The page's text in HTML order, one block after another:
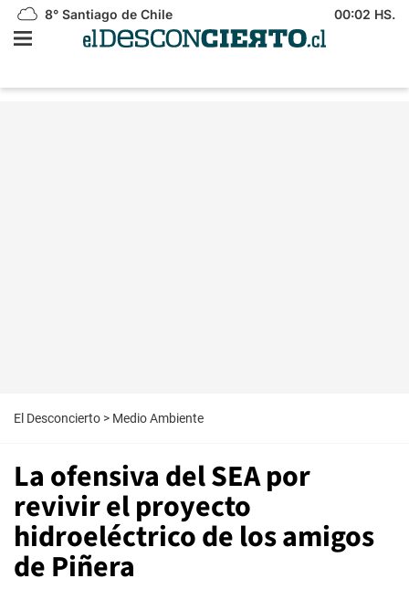
8° Santiago de Chile 00:02 HS.
El Desconcierto > Medio Ambiente
La ofensiva del SEA por
revivir el proyecto
hidroeléctrico de los amigos
de Piñera